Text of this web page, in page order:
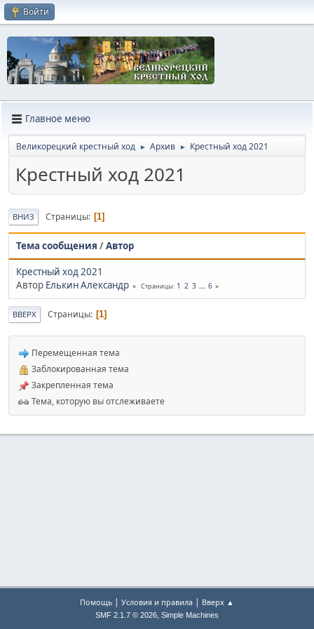
Войти
Главное меню
Великорецкий крестный ход ► Архив ► Крестный ход 2021
Крестный ход 2021
ВНИЗ Страницы 1
Тема сообщения /Автор
Крестный ход 2021
Автор Елькин Александр Страницы 1 2 3 ... 6
ВВЕРХ Страницы 1
Перемещенная тема
Заблокированная тема
Закрепленная тема
Тема, которую вы отслеживаете
Помощь | Условия и правила | Вверх ▲
SMF 2.1.7 © 2026, Simple Machines